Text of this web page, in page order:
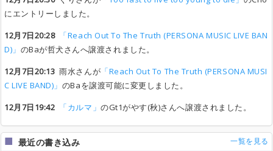
にエントリーしました。
12月7日20:28
「Reach Out To The Truth (PERSONA MUSIC LIVE BAN
D)」 のBaが哲犬さんへ譲渡されました。
12月7日20:13 雨水さんが 「Reach Out To The Truth (PERSONA MUSI
C LIVE BAND)」 のBaを譲渡可能に変更しました。
12月7日19:42
「カルマ」のGt1がやす(秋)さんへ譲渡されました。
最近の書き込み 一覧を見る